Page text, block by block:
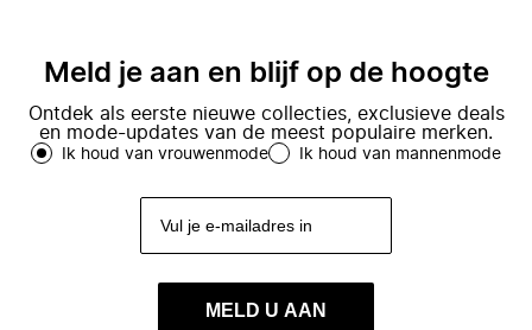
Meld je aan en blijf op de hoogte
Ontdek als eerste nieuwe collecties, exclusieve deals
en mode-updates van de meest populaire merken.
Ik houd van vrouwenmode Ik houd van mannenmode
MELD U AAN